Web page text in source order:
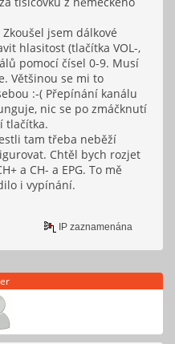
jsem dálkové
hlasitost (tlačítka VOL-,
pomocí čísel 0-9. Musí
Většinou se mi to
:-( Přepínání kanálu
nic se po zmáčknutí
tlačítka.
tam třeba neběží
Chtěl bych rozjet
a CH- a EPG. To mě
i vypínání.
IP zaznamenána